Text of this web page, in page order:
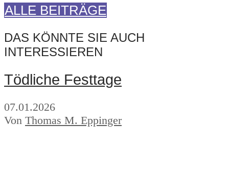
ALLE BEITRÄGE
DAS KÖNNTE SIE AUCH
INTERESSIEREN
Tödliche Festtage
07.01.2026
Von Thomas M. Eppinger